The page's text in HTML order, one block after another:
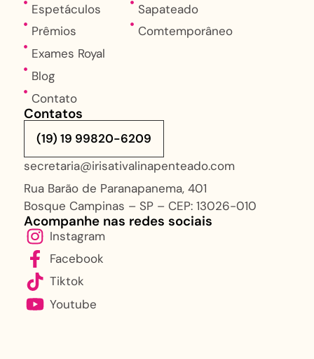
Espetáculos
Prêmios
Exames Royal
Blog
Contato
Sapateado
Comtemporâneo
Contatos
(19) 19 99820-6209
secretaria@irisativalinapenteado.com
Rua Barão de Paranapanema, 401
Bosque Campinas – SP – CEP: 13026-010
Acompanhe nas redes sociais
Instagram
Facebook
Tiktok
Youtube